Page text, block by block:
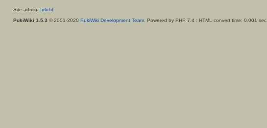
Site admin: Irrlicht
PukiWiki 1.5.3 © 2001-2020 PukiWiki Development Team. Powered by PHP 7.4 : HTML convert time: 0.001 sec.